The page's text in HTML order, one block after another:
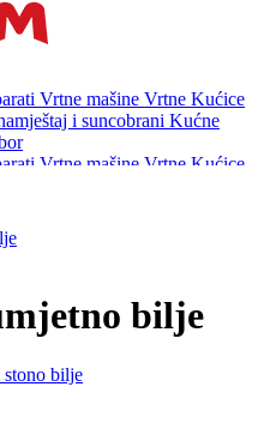
Vrtne mašine Vrtne Kućice
i suncobrani Kućne
Vrtne mašine Vrtne Kućice
bilje
bilje